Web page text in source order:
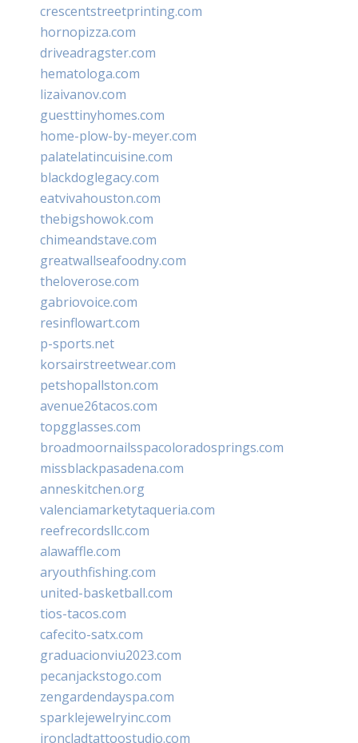
crescentstreetprinting.com
hornopizza.com
driveadragster.com
hematologa.com
lizaivanov.com
guesttinyhomes.com
home-plow-by-meyer.com
palatelatincuisine.com
blackdoglegacy.com
eatvivahouston.com
thebigshowok.com
chimeandstave.com
greatwallseafoodny.com
theloverose.com
gabriovoice.com
resinflowart.com
p-sports.net
korsairstreetwear.com
petshopallston.com
avenue26tacos.com
topgglasses.com
broadmoornailsspacoloradosprings.com
missblackpasadena.com
anneskitchen.org
valenciamarketytaqueria.com
reefrecordsllc.com
alawaffle.com
aryouthfishing.com
united-basketball.com
tios-tacos.com
cafecito-satx.com
graduacionviu2023.com
pecanjackstogo.com
zengardendayspa.com
sparklejewelryinc.com
ironcladtattoostudio.com